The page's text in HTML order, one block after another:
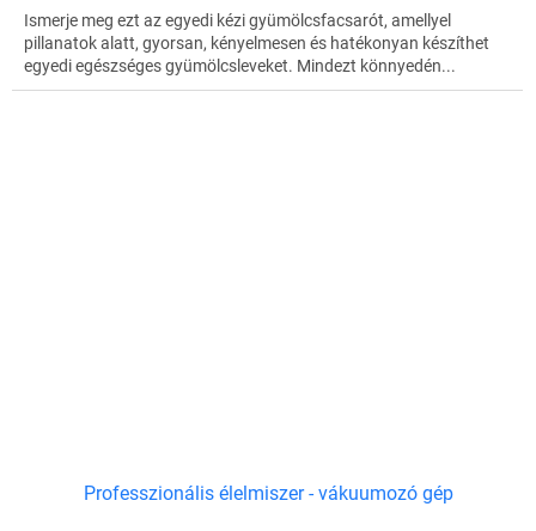
Ismerje meg ezt az egyedi kézi gyümölcsfacsarót, amellyel
pillanatok alatt, gyorsan, kényelmesen és hatékonyan készíthet
egyedi egészséges gyümölcsleveket. Mindezt könnyedén...
Professzionális élelmiszer - vákuumozó gép